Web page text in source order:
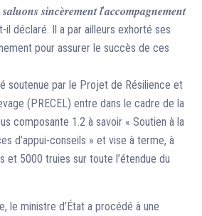
𝒔𝒂𝒍𝒖𝒐𝒏𝒔 𝒔𝒊𝒏𝒄𝒆̀𝒓𝒆𝒎𝒆𝒏𝒕 𝒍’𝒂𝒄𝒄𝒐𝒎𝒑𝒂𝒈𝒏𝒆𝒎𝒆𝒏𝒕
déclaré. Il a par ailleurs exhorté ses
pour assurer le succès de ces
soutenue par le Projet de Résilience et
(PRECEL) entre dans le cadre de la
composante 1.2 à savoir « Soutien à la
d’appui-conseils » et vise à terme, à
et 5000 truies sur toute l’étendue du
le ministre d’État a procédé à une